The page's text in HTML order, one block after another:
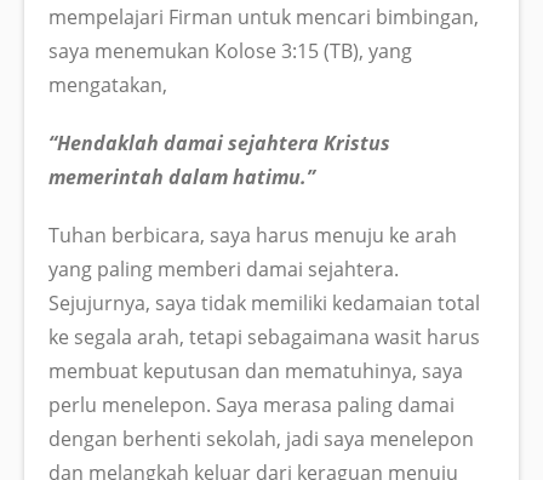
mempelajari Firman untuk mencari bimbingan,
saya menemukan Kolose 3:15 (TB), yang
mengatakan,
“Hendaklah damai sejahtera Kristus
memerintah dalam hatimu.”
Tuhan berbicara, saya harus menuju ke arah
yang paling memberi damai sejahtera.
Sejujurnya, saya tidak memiliki kedamaian total
ke segala arah, tetapi sebagaimana wasit harus
membuat keputusan dan mematuhinya, saya
perlu menelepon. Saya merasa paling damai
dengan berhenti sekolah, jadi saya menelepon
dan melangkah keluar dari keraguan menuju